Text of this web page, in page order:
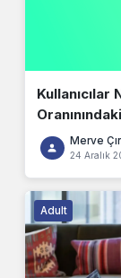
Merve
24 Aralık
Adult